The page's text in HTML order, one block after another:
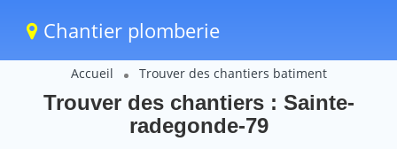
Chantier plomberie
Accueil Trouver des chantiers batiment
Trouver des chantiers : Sainte-
radegonde-79